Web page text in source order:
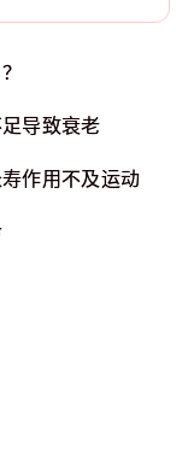
导致衰老
作用不及运动